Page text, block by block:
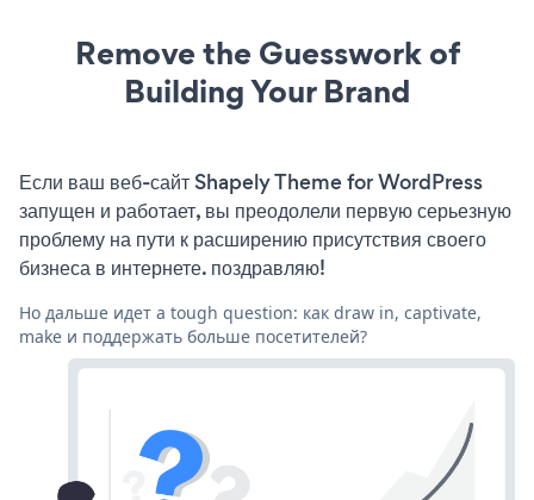
Remove the Guesswork of
Building Your Brand
Если ваш веб-сайт Shapely Theme for WordPress
запущен и работает, вы преодолели первую серьезную
проблему на пути к расширению присутствия своего
бизнеса в интернете. поздравляю!
Но дальше идет a tough question: как draw in, captivate,
make и поддержать больше посетителей?